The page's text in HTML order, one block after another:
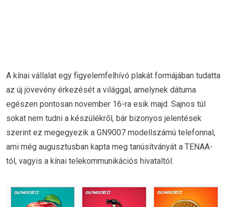
A kínai vállalat egy figyelemfelhívó plakát formájában tudatta
az új jövevény érkezését a világgal, amelynek dátuma
egészen pontosan november 16-ra esik majd. Sajnos túl
sokat nem tudni a készülékről, bár bizonyos jelentések
szerint ez megegyezik a GN9007 modellszámú telefonnal,
ami még augusztusban kapta meg tanúsítványát a TENAA-
tól, vagyis a kínai telekommunikációs hivataltól.